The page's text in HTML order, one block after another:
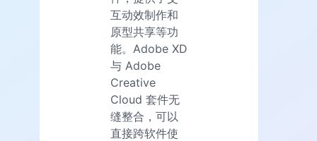
互动效制作和
原型共享等功
能。Adobe XD
与 Adobe
Creative
Cloud 套件无
缝整合，可以
直接跨软件使